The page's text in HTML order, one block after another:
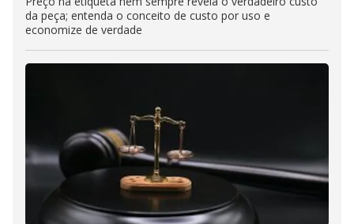
da peça; entenda o conceito de custo por uso e
economize de verdade